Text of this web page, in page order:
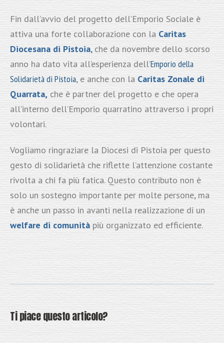
Fin dall’avvio del progetto dell’Emporio Sociale è
attiva una forte collaborazione con la Caritas
Diocesana di Pistoia,che da novembre dello scorso
anno ha dato vita all’esperienza dell’Emporio della
Solidarietà di Pistoia, e anche con la Caritas Zonale di
Quarrata, che è partner del progetto e che opera
all’interno dell’Emporio quarratino attraverso i propri
volontari.
Vogliamo ringraziare la Diocesi di Pistoia per questo
gesto di solidarietà che riflette l’attenzione costante
rivolta a chi fa più fatica. Questo contributo non è
solo un sostegno importante per molte persone, ma
è anche un passo in avanti nella realizzazione di un
welfare di comunità più organizzato ed efficiente.
Ti piace questo articolo?